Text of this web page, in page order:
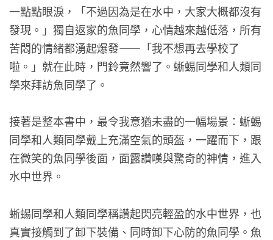
一點點眼淚，「不過因為是在水中，大家大概都沒有
發現。」獨自返家的魚同學，心情越來越低落，所有
苦悶的情緒都湧起爆發——「我不想再去學校了
啦。」就在此時，門鈴竟然響了。蜥蜴同學和人類同
學來拜訪魚同學了。
接著是整本書中，最令我意猶未盡的一幅場景：蜥蜴
同學和人類同學戴上充滿空氣的頭盔，一躍而下，跟
在微笑的魚同學後面，面露讚嘆與驚奇的神情，進入
水中世界。
蜥蜴同學和人類同學稱讚起閃亮輕盈的水中世界，也
真實接觸到了卸下裝備、同時卸下心防的魚同學。魚